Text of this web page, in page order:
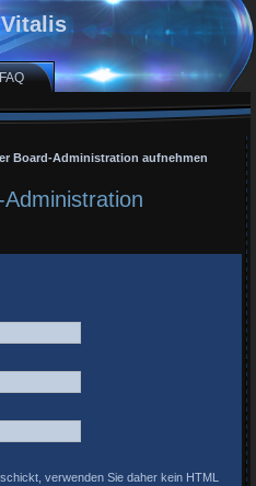
FAQ
Board-Administration aufnehmen
verwenden Sie daher kein HTML